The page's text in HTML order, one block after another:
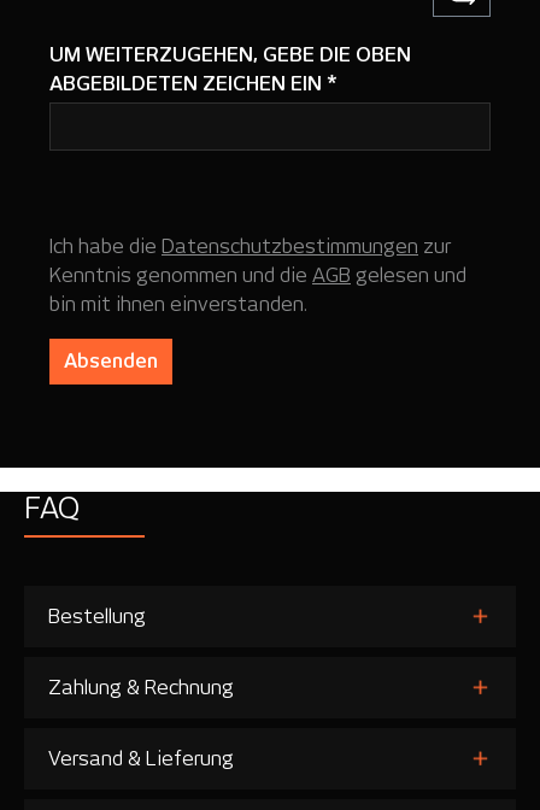
UM WEITERZUGEHEN, GEBE DIE OBEN
ABGEBILDETEN ZEICHEN EIN *
Ich habe die Datenschutzbestimmungen zur
Kenntnis genommen und die AGB gelesen und
bin mit ihnen einverstanden.
Absenden
FAQ
Bestellung
Zahlung & Rechnung
Versand & Lieferung